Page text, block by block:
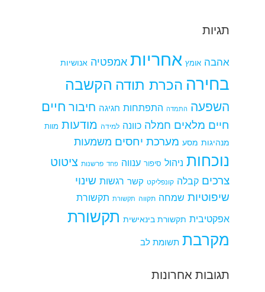
תגיות
אהבה אומץ אחריות אמפטיה אנושיות
בחירה הכרת תודה הקשבה
השפעה התמדה התפתחות חגיגה חיבור חיים
חיים מלאים חמלה כוונה למידה מודעות מוות
מנהיגות מסע מערכת יחסים משמעות
נוכחות ניהול סיפור ענווה פחד פרשנות ציטוט
צרכים קבלה קונפליקט קשר רגשות שינוי
שיפוטיות שמחה תקווה תקשורת תקשורת
אפקטיבית תקשורת בינאישית תקשורת
מקרבת תשומת לב
תגובות אחרונות